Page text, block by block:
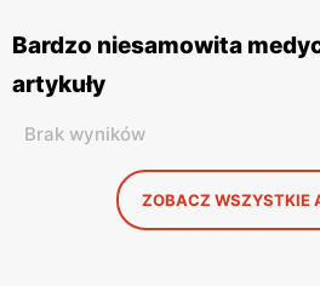
Bardzo niesamowita
artykuły
Brak wyników
ZOBACZ WSZYSTKIE